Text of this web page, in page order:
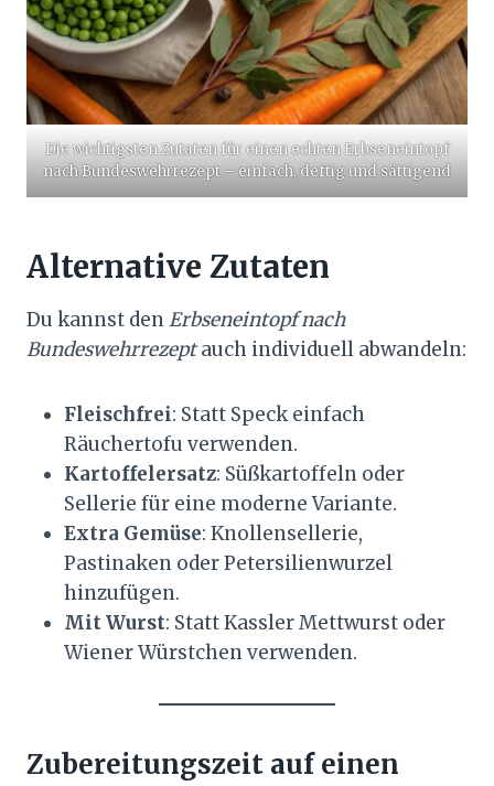
Die wichtigsten Zutaten für einen echten Erbseneintopf
nach Bundeswehrrezept – einfach, deftig und sättigend
Alternative Zutaten
Du kannst denErbseneintopf nach
Bundeswehrrezeptauch individuell abwandeln:
Fleischfrei: Statt Speck einfach
Räuchertofu verwenden.
Kartoffelersatz: Süßkartoffeln oder
Sellerie für eine moderne Variante.
Extra Gemüse: Knollensellerie,
Pastinaken oder Petersilienwurzel
hinzufügen.
Mit Wurst: Statt Kassler Mettwurst oder
Wiener Würstchen verwenden.
Zubereitungszeit auf einen